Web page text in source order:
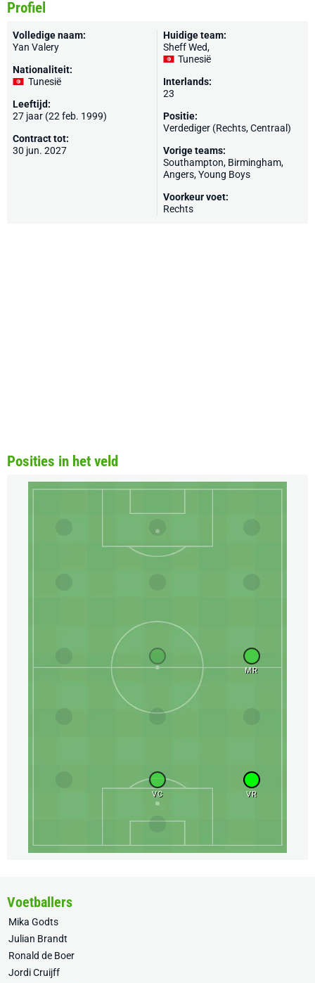
Profiel
Volledige naam:
Yan Valery
Nationaliteit:
Tunesië
Leeftijd:
27 jaar (22 feb. 1999)
Contract tot:
30 jun. 2027
Huidige team:
Sheff Wed,
Tunesië
Interlands:
23
Positie:
Verdediger (Rechts, Centraal)
Vorige teams:
Southampton, Birmingham,
Angers,Young Boys
Voorkeur voet:
Rechts
Posities in het veld
MR
VC VR
Voetballers
Mika Godts
Julian Brandt
Ronald de Boer
Jordi Cruijff